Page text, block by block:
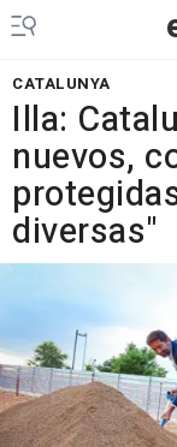
CATALUNYA
Illa:
nuevos,
diversas"